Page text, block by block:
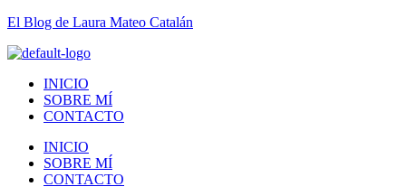
El Blog de Laura Mateo Catalán
INICIO
SOBRE MÍ
CONTACTO
INICIO
SOBRE MÍ
CONTACTO